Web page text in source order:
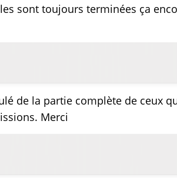
sont toujours terminées ça
de la partie complète de ceux
Merci